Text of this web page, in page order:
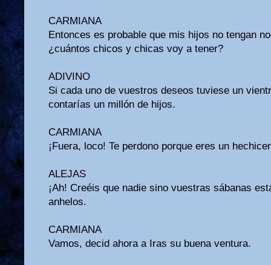
CARMIANA
Entonces es probable que mis hijos no tengan
¿cuántos chicos y chicas voy a tener?
ADIVINO
Si cada uno de vuestros deseos tuviese un
contarías un millón de hijos.
CARMIANA
¡Fuera, loco! Te perdono porque eres un
ALEJAS
¡Ah! Creéis que nadie sino vuestras sábanas
anhelos.
CARMIANA
Vamos, decid ahora a Iras su buena ventura.